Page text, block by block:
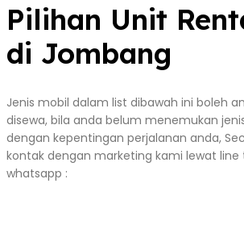
Pilihan Unit
di Jombang
Jenis mobil dalam list dibawah ini boleh
disewa, bila anda belum menemukan
dengan kepentingan perjalanan anda,
kontak dengan marketing kami lewat
whatsapp :